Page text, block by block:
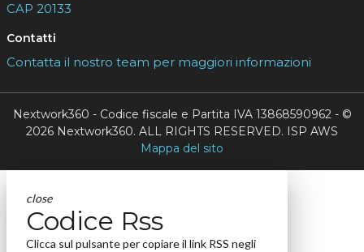
CAP 20133
Contatti
Contatta il nostro team per maggiori informazioni
Nextwork360 - Codice fiscale e Partita IVA 13868590962 - ©
2026 Nextwork360. ALL RIGHTS RESERVED. ISP AWS
Mappa del sito
close
Codice Rss
Clicca sul pulsante per copiare il link RSS negli